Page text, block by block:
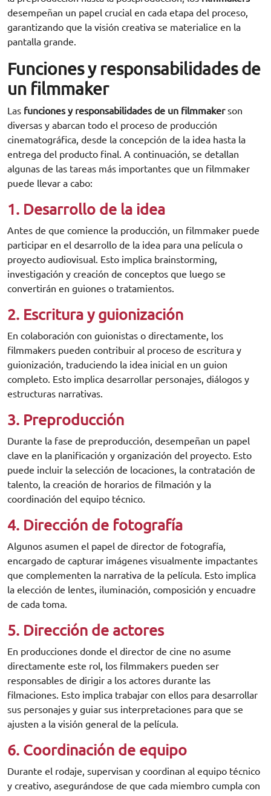
desempeñan un papel crucial en cada etapa del proceso,
garantizando que la visión creativa se materialice en la
pantalla grande.
Funciones y responsabilidades de
un filmmaker
Las funciones y responsabilidades de un filmmakerson
diversas y abarcan todo el proceso de producción
cinematográfica, desde la concepción de la idea hasta la
entrega del producto final. A continuación, se detallan
algunas de las tareas más importantes que un filmmaker
puede llevar a cabo:
1. Desarrollo de la idea
Antes de que comience la producción, un filmmaker puede
participar en el desarrollo de la idea para una película o
proyecto audiovisual. Esto implica brainstorming,
investigación y creación de conceptos que luego se
convertirán en guiones o tratamientos.
2. Escritura y guionización
En colaboración con guionistas o directamente, los
filmmakers pueden contribuir al proceso de escritura y
guionización, traduciendo la idea inicial en un guion
completo. Esto implica desarrollar personajes, diálogos y
estructuras narrativas.
3. Preproducción
Durante la fase de preproducción, desempeñan un papel
clave en la planificación y organización del proyecto. Esto
puede incluir la selección de locaciones, la contratación de
talento, la creación de horarios de filmación y la
coordinación del equipo técnico.
4. Dirección de fotografía
Algunos asumen el papel de director de fotografía,
encargado de capturar imágenes visualmente impactantes
que complementen la narrativa de la película. Esto implica
la elección de lentes, iluminación, composición y encuadre
de cada toma.
5. Dirección de actores
En producciones donde el director de cine no asume
directamente este rol, los filmmakers pueden ser
responsables de dirigir a los actores durante las
filmaciones. Esto implica trabajar con ellos para desarrollar
sus personajes y guiar sus interpretaciones para que se
ajusten a la visión general de la película.
6. Coordinación de equipo
Durante el rodaje, supervisan y coordinan al equipo técnico
y creativo, asegurándose de que cada miembro cumpla con